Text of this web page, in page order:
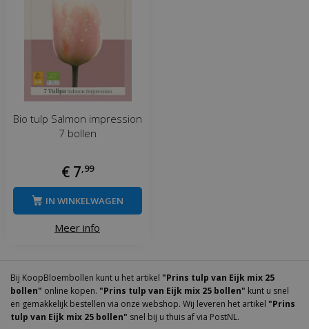
Bio tulp Salmon impression
7 bollen
€ 7,99
Meer info
IN WINKELWAGEN
Bij KoopBloembollen kunt u het artikel "Prins tulp van Eijk mix 25
bollen" online kopen. "Prins tulp van Eijk mix 25 bollen" kunt u snel
en gemakkelijk bestellen via onze webshop. Wij leveren het artikel "Prins
tulp van Eijk mix 25 bollen" snel bij u thuis af via PostNL.